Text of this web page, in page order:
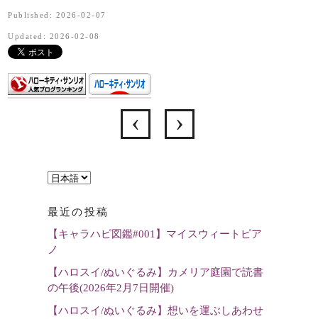
Published: 2026-02-07
Updated: 2026-02-08
言
を
選
最近の投稿
【キャラハピ図鑑#001】マイスウィートピア
ノ
【ハロスイ/ぬいぐるみ】カメリア庭園で読書
の午後(2026年2月7日開催)
【ハロスイ/ぬいぐるみ】想いを運ぶしあわせ